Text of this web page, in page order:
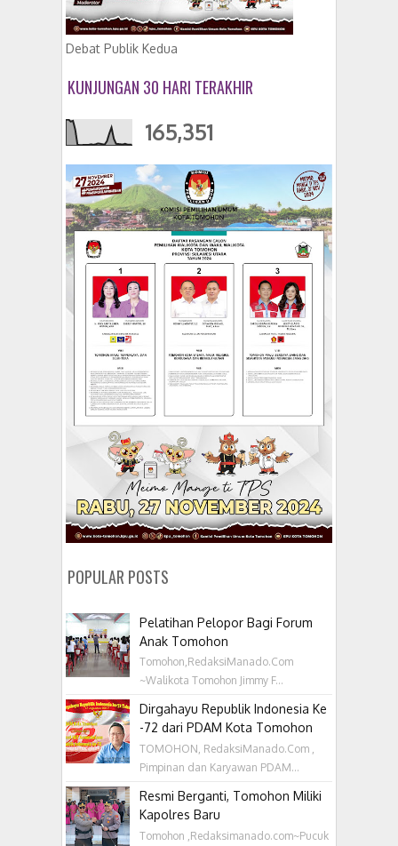
Debat Publik Kedua
KUNJUNGAN 30 HARI TERAKHIR
165,351
POPULAR POSTS
Pelatihan Pelopor Bagi Forum
Anak Tomohon
Tomohon,RedaksiManado.Com
~Walikota Tomohon Jimmy F...
Dirgahayu Republik Indonesia Ke
-72 dari PDAM Kota Tomohon
TOMOHON, RedaksiManado.Com ,
Pimpinan dan Karyawan PDAM...
Resmi Berganti, Tomohon Miliki
Kapolres Baru
Tomohon ,Redaksimanado.com~Pucuk